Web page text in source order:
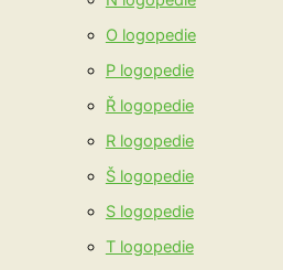
O logopedie
P logopedie
Ř logopedie
R logopedie
Š logopedie
S logopedie
T logopedie